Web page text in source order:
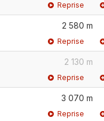
Reprise
2 580 m
Reprise
2 130 m
Reprise
3 070 m
Reprise